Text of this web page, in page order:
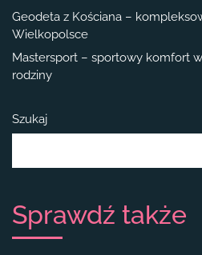
Geodeta z Kościana –
Wielkopolsce
Mastersport – sportowy komfort
rodziny
Szukaj
Sprawdź także